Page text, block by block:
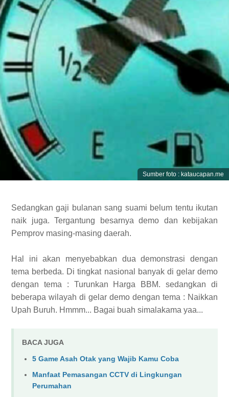
Sumber foto : kataucapan.me
Sedangkan gaji bulanan sang suami belum tentu ikutan
naik juga. Tergantung besarnya demo dan kebijakan
Pemprov masing-masing daerah.
Hal ini akan menyebabkan dua demonstrasi dengan
tema berbeda. Di tingkat nasional banyak di gelar demo
dengan tema : Turunkan Harga BBM. sedangkan di
beberapa wilayah di gelar demo dengan tema : Naikkan
Upah Buruh. Hmmm... Bagai buah simalakama yaa...
BACA JUGA
5 Game Asah Otak yang Wajib Kamu Coba
Manfaat Pemasangan CCTV di Lingkungan
Perumahan